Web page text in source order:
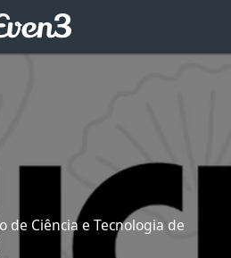
de Ciência e Tecnologia de